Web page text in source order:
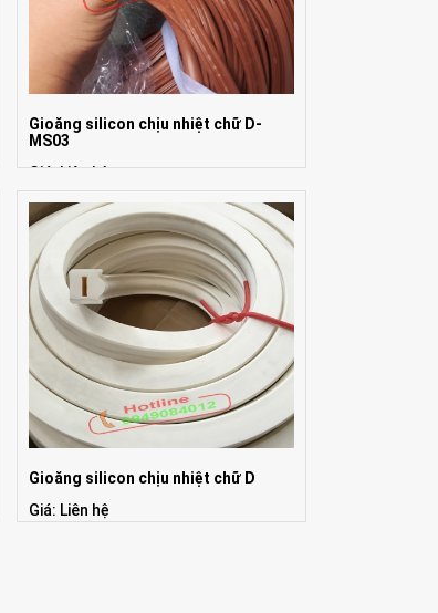
Gioăng silicon chịu nhiệt chữ D-
MS03
Giá: Liên hệ
Gioăng silicon chịu nhiệt chữ D
Giá: Liên hệ